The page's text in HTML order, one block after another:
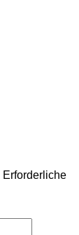
Erforderliche